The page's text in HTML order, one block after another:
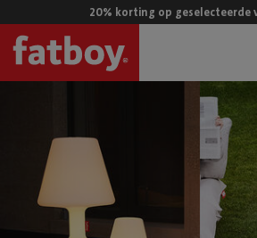
20% korting op geselecteerde